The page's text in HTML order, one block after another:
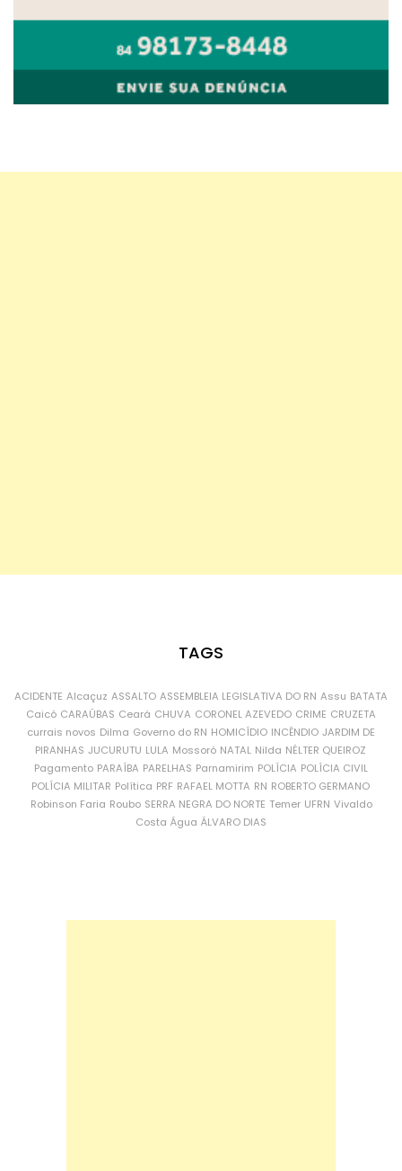
TAGS
ACIDENTE Alcaçuz ASSALTO ASSEMBLEIA LEGISLATIVA DO RN Assu BATATA
Caicó CARAÚBAS Ceará CHUVA CORONEL AZEVEDO CRIME CRUZETA
currais novos Dilma Governo do RN HOMICÍDIO INCÊNDIO JARDIM DE
PIRANHAS JUCURUTU LULA Mossoró NATAL Nilda NÉLTER QUEIROZ
Pagamento PARAÍBA PARELHAS Parnamirim POLÍCIA POLÍCIA CIVIL
POLÍCIA MILITAR Política PRF RAFAEL MOTTA RN ROBERTO GERMANO
Robinson Faria Roubo SERRA NEGRA DO NORTE Temer UFRN Vivaldo
Costa Água ÁLVARO DIAS